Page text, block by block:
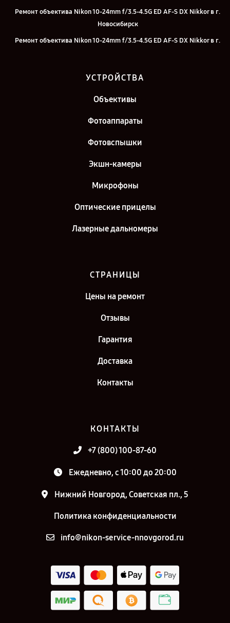
Ремонт объектива Nikon 10-24mm f/3.5-4.5G ED AF-S DX Nikkor в г.
Новосибирск
Ремонт объектива Nikon 10-24mm f/3.5-4.5G ED AF-S DX Nikkor в г.
Екатеринбург
Ремонт объектива Nikon 10-24mm f/3.5-4.5G ED AF-S DX Nikkor в г.
Ремонт объектива Nikon 10-24mm f/3.5-4.5G ED AF-S DX Nikkor в г.
Санкт-Петербург
УСТРОЙСТВА
Объективы
Фотоаппараты
Фотовспышки
Экшн-камеры
Микрофоны
Оптические прицелы
Лазерные дальномеры
СТРАНИЦЫ
Цены на ремонт
Отзывы
Гарантия
Доставка
Контакты
КОНТАКТЫ
+7 (800) 100-87-60
Ежедневно, с 10:00 до 20:00
Нижний Новгород, Советская пл., 5
Политика конфиденциальности
info@nikon-service-nnovgorod.ru